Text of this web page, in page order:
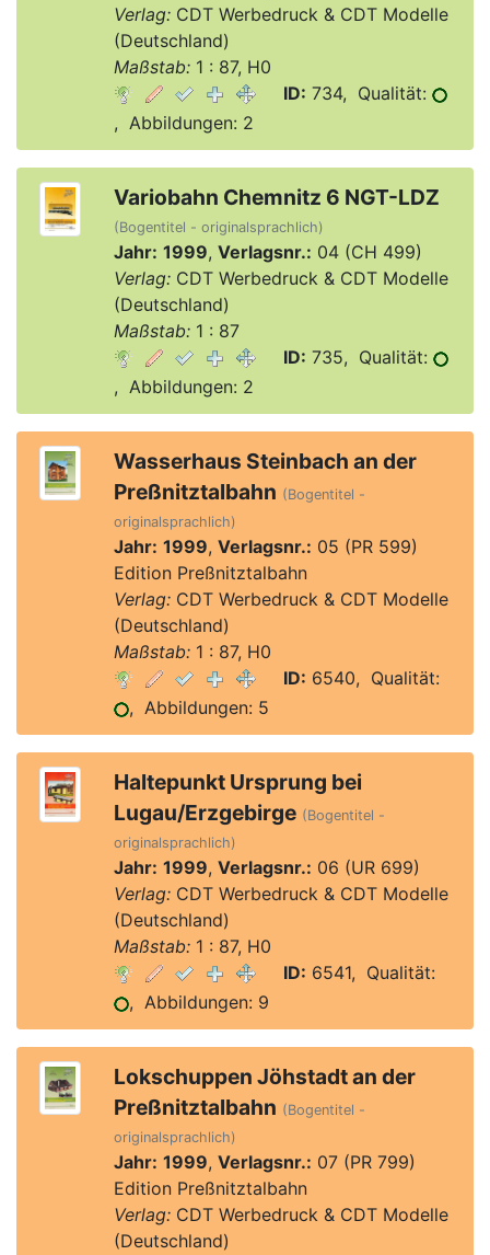
Verlag:CDT Werbedruck & CDT Modelle
(Deutschland)
Maßstab:1 : 87, H0
ID: 734, Qualität:
, Abbildungen: 2
Variobahn Chemnitz 6 NGT-LDZ
(Bogentitel - originalsprachlich)
Jahr: 1999, Verlagsnr.: 04 (CH 499)
Verlag:CDT Werbedruck & CDT Modelle
(Deutschland)
Maßstab:1 : 87
ID: 735, Qualität:
, Abbildungen: 2
Wasserhaus Steinbach an der
Preßnitztalbahn (Bogentitel -
originalsprachlich)
Jahr: 1999, Verlagsnr.: 05 (PR 599)
Edition Preßnitztalbahn
Verlag:CDT Werbedruck & CDT Modelle
(Deutschland)
Maßstab:1 : 87, H0
ID: 6540, Qualität:
, Abbildungen: 5
Haltepunkt Ursprung bei
Lugau/Erzgebirge (Bogentitel -
originalsprachlich)
Jahr: 1999, Verlagsnr.: 06 (UR 699)
Verlag:CDT Werbedruck & CDT Modelle
(Deutschland)
Maßstab:1 : 87, H0
ID: 6541, Qualität:
, Abbildungen: 9
Lokschuppen Jöhstadt an der
Preßnitztalbahn (Bogentitel -
originalsprachlich)
Jahr: 1999, Verlagsnr.: 07 (PR 799)
Edition Preßnitztalbahn
Verlag:CDT Werbedruck & CDT Modelle
(Deutschland)